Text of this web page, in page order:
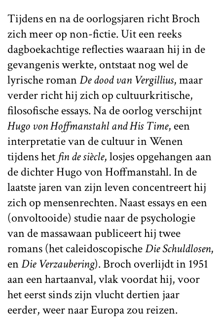
Tijdens en na de oorlogsjaren richt Broch
zich meer op non-fictie. Uit een reeks
dagboekachtige reflecties waaraan hij in de
gevangenis werkte, ontstaat nog wel de
lyrische romanDe dood van Vergillius, maar
verder richt hij zich op cultuurkritische,
filosofische essays. Na de oorlog verschijnt
Hugo von Hoffmanstahl and His Time, een
interpretatie van de cultuur in Wenen
tijdens het fin de siècle, losjes opgehangen aan
de dichter Hugo von Hoffmanstahl. In de
laatste jaren van zijn leven concentreert hij
zich op mensenrechten. Naast essays en een
(onvoltooide) studie naar de psychologie
van de massawaan publiceert hij twee
romans (het caleidoscopischeDie Schuldlosen,
enDie Verzaubering). Broch overlijdt in 1951
aan een hartaanval, vlak voordat hij, voor
het eerst sinds zijn vlucht dertien jaar
eerder, weer naar Europa zou reizen.